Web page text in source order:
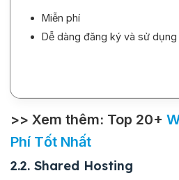
Miễn phí
Dễ dàng đăng ký và sử dụng
>> Xem thêm: Top 20+
Phí Tốt Nhất
2.2. Shared Hosting